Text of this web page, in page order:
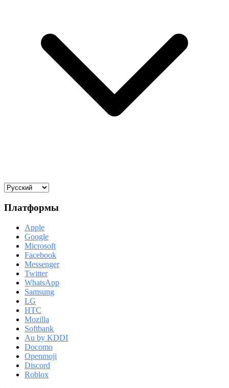
Платформы
Apple
Google
Microsoft
Facebook
Messenger
Twitter
WhatsApp
Samsung
LG
HTC
Mozilla
Softbank
Au by KDDI
Docomo
Openmoji
Discord
Roblox